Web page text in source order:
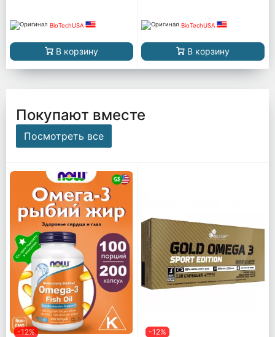
BioTechUSA
В корзину
BioTechUSA
В корзину
Покупают вместе
Посмотреть все
-12% -12%